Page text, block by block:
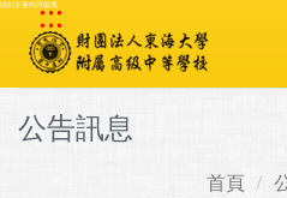
跳到主要內容區塊
:::
公告訊息
首頁